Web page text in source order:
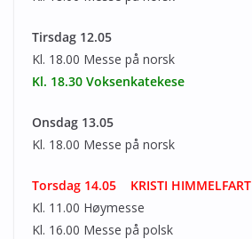
Tirsdag 12.05
Kl. 18.00 Messe på norsk
Kl. 18.30 Voksenkatekese
Onsdag 13.05
Kl. 18.00 Messe på norsk
Torsdag 14.05 KRISTI HIMMELFART
Kl. 11.00 Høymesse
Kl. 16.00 Messe på polsk